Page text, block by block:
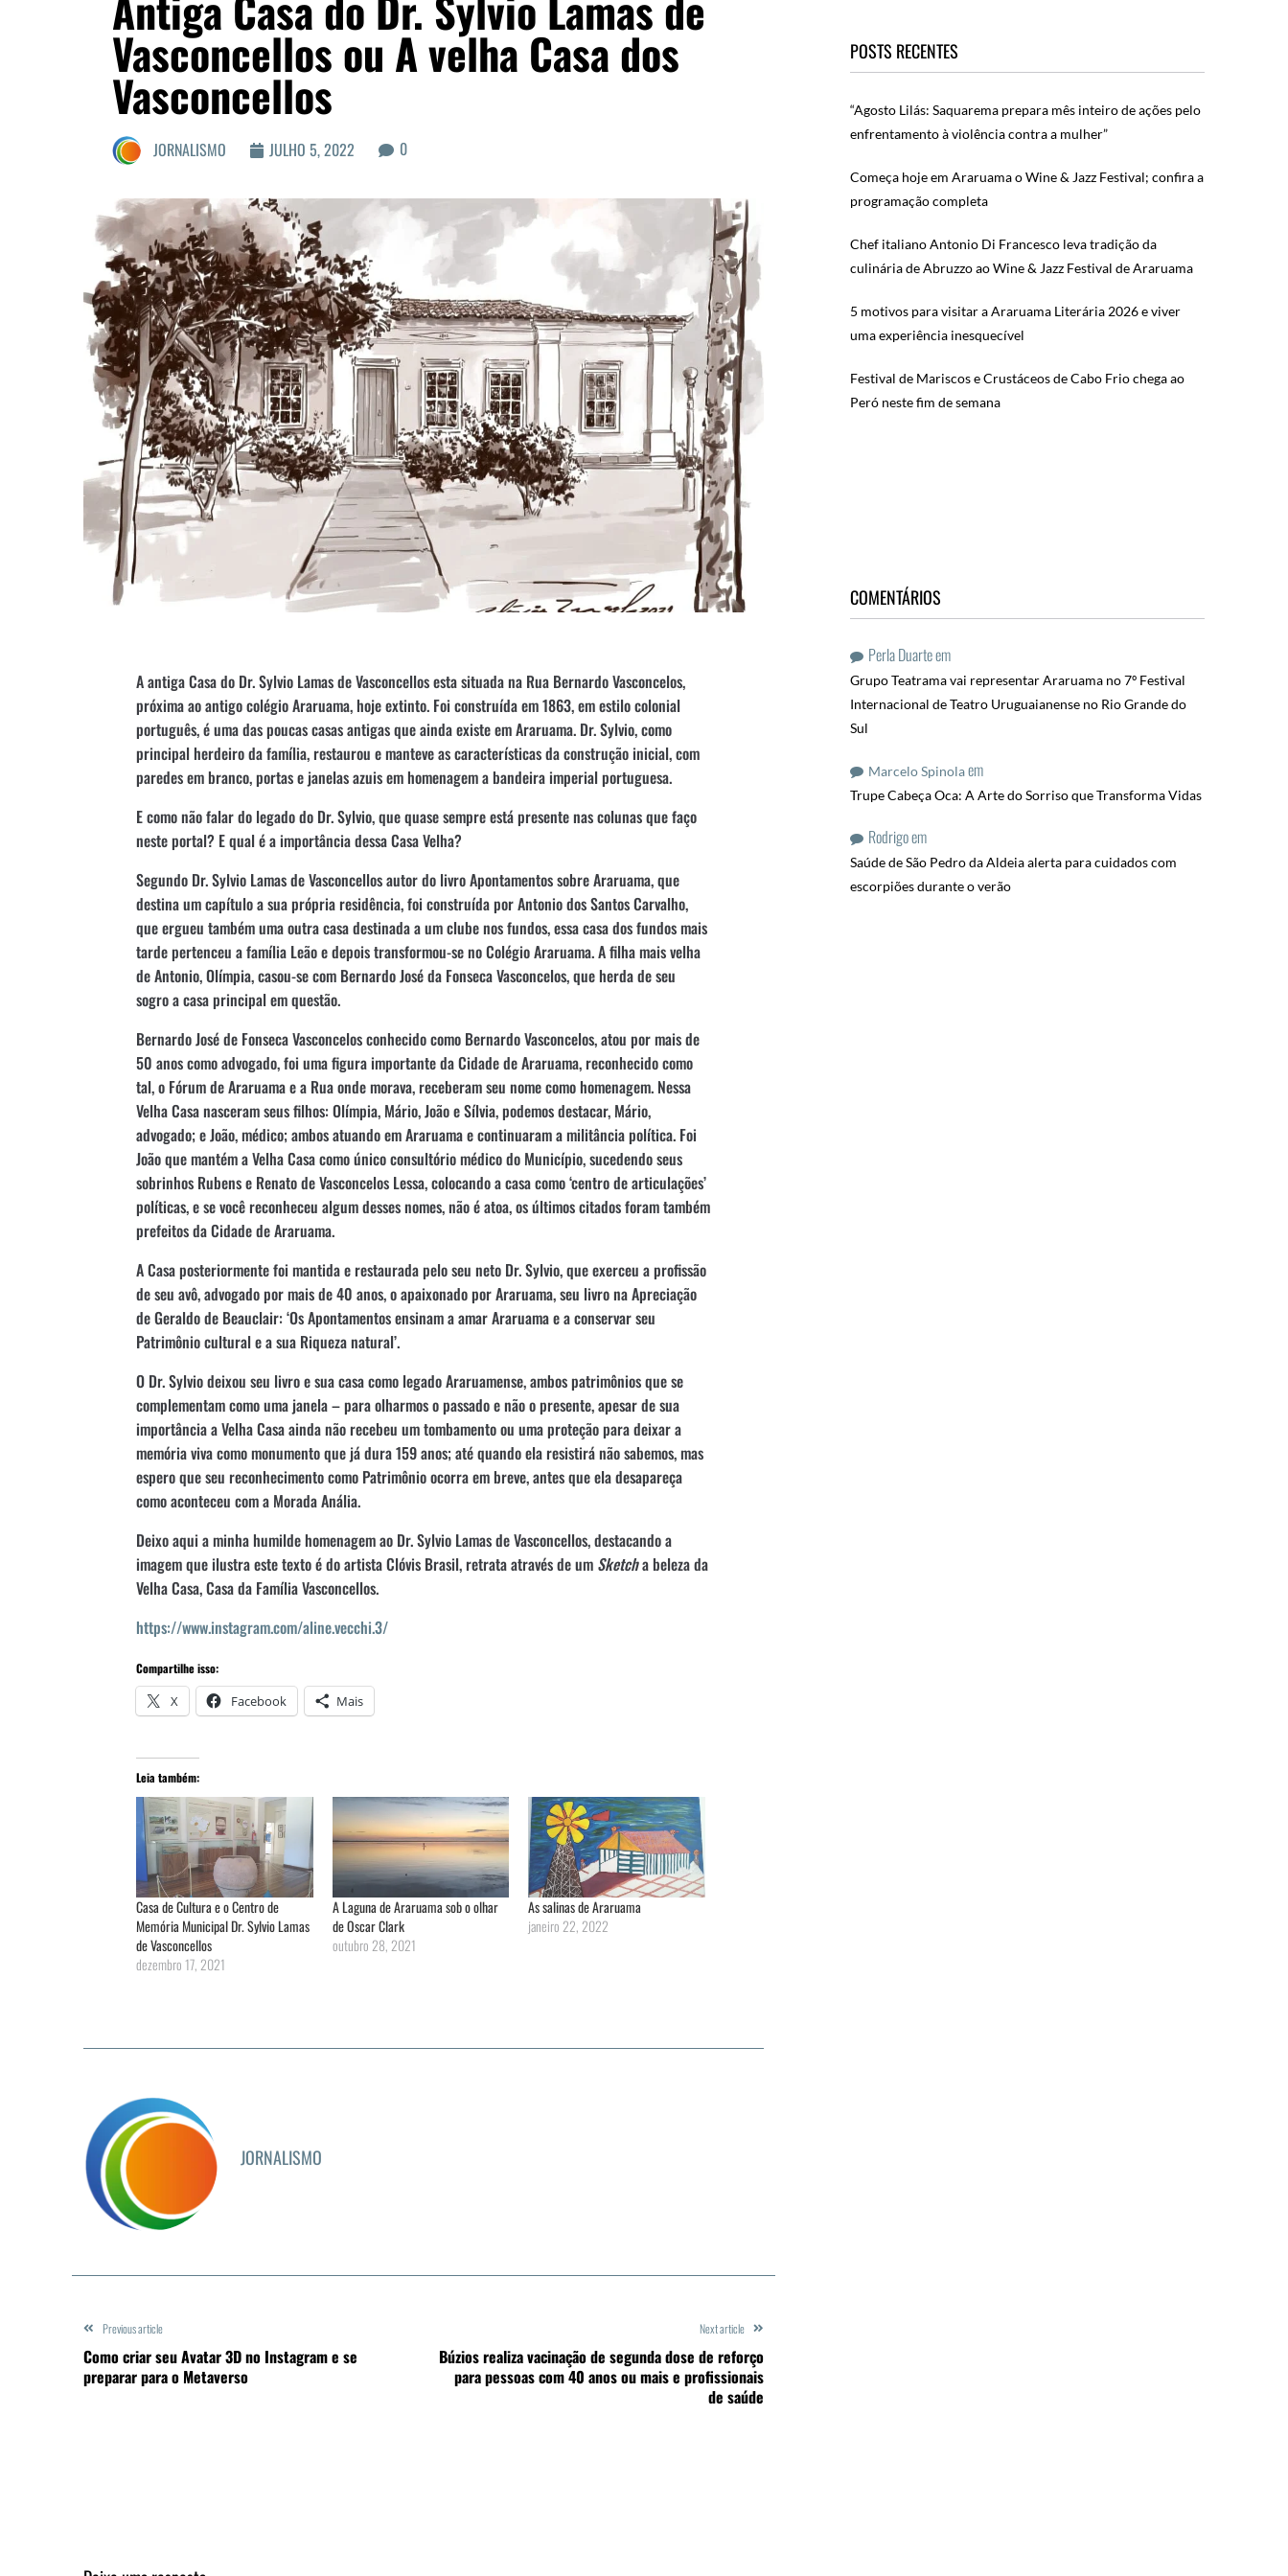
Vasconcellos ou A velha Casa dos
Vasconcellos
JORNALISMO JULHO 5, 2022 0
A antiga Casa do Dr. Sylvio Lamas de Vasconcellos esta situada na Rua Bernardo Vasconcelos,
próxima ao antigo colégio Araruama, hoje extinto. Foi construída em 1863, em estilo colonial
português, é uma das poucas casas antigas que ainda existe em Araruama. Dr. Sylvio, como
principal herdeiro da família, restaurou e manteve as características da construção inicial, com
paredes em branco, portas e janelas azuis em homenagem a bandeira imperial portuguesa.
E como não falar do legado do Dr. Sylvio, que quase sempre está presente nas colunas que faço
neste portal? E qual é a importância dessa Casa Velha?
Segundo Dr. Sylvio Lamas de Vasconcellos autor do livro Apontamentos sobre Araruama, que
destina um capítulo a sua própria residência, foi construída por Antonio dos Santos Carvalho,
que ergueu também uma outra casa destinada a um clube nos fundos, essa casa dos fundos mais
tarde pertenceu a família Leão e depois transformou-se no Colégio Araruama. A filha mais velha
de Antonio, Olímpia, casou-se com Bernardo José da Fonseca Vasconcelos, que herda de seu
sogro a casa principal em questão.
Bernardo José de Fonseca Vasconcelos conhecido como Bernardo Vasconcelos, atou por mais de
50 anos como advogado, foi uma figura importante da Cidade de Araruama, reconhecido como
tal, o Fórum de Araruama e a Rua onde morava, receberam seu nome como homenagem. Nessa
Velha Casa nasceram seus filhos: Olímpia, Mário, João e Sílvia, podemos destacar, Mário,
advogado; e João, médico; ambos atuando em Araruama e continuaram a militância política. Foi
João que mantém a Velha Casa como único consultório médico do Município, sucedendo seus
sobrinhos Rubens e Renato de Vasconcelos Lessa, colocando a casa como ‘centro de articulações’
políticas, e se você reconheceu algum desses nomes, não é atoa, os últimos citados foram também
prefeitos da Cidade de Araruama.
A Casa posteriormente foi mantida e restaurada pelo seu neto Dr. Sylvio, que exerceu a profissão
de seu avô, advogado por mais de 40 anos, o apaixonado por Araruama, seu livro na Apreciação
de Geraldo de Beauclair: ‘Os Apontamentos ensinam a amar Araruama e a conservar seu
Patrimônio cultural e a sua Riqueza natural’.
O Dr. Sylvio deixou seu livro e sua casa como legado Araruamense, ambos patrimônios que se
complementam como uma janela – para olharmos o passado e não o presente, apesar de sua
importância a Velha Casa ainda não recebeu um tombamento ou uma proteção para deixar a
memória viva como monumento que já dura 159 anos; até quando ela resistirá não sabemos, mas
espero que seu reconhecimento como Patrimônio ocorra em breve, antes que ela desapareça
como aconteceu com a Morada Anália.
Deixo aqui a minha humilde homenagem ao Dr. Sylvio Lamas de Vasconcellos, destacando a
imagem que ilustra este texto é do artista Clóvis Brasil, retrata através de um Sketcha beleza da
Velha Casa, Casa da Família Vasconcellos.
https://www.instagram.com/aline.vecchi.3/
Compartilhe isso:
X Facebook Mais
Leia também:
Casa de Cultura e o Centro de
Memória Municipal Dr. Sylvio Lamas
de Vasconcellos
dezembro 17, 2021
A Laguna de Araruama sob o olhar
de Oscar Clark
outubro 28, 2021
As salinas de Araruama
janeiro 22, 2022
JORNALISMO
Previous article
Como criar seu Avatar 3D no Instagram e se
preparar para o Metaverso
Next article
Búzios realiza vacinação de segunda dose de reforço
para pessoas com 40 anos ou mais e profissionais
de saúde
POSTS RECENTES
“Agosto Lilás: Saquarema prepara mês inteiro de ações pelo
enfrentamento à violência contra a mulher”
Começa hoje em Araruama o Wine & Jazz Festival; confira a
programação completa
Chef italiano Antonio Di Francesco leva tradição da
culinária de Abruzzo ao Wine & Jazz Festival de Araruama
5 motivos para visitar a Araruama Literária 2026 e viver
uma experiência inesquecível
Festival de Mariscos e Crustáceos de Cabo Frio chega ao
Peró neste fim de semana
COMENTÁRIOS
Perla Duarteem
Grupo Teatrama vai representar Araruama no 7º Festival
Internacional de Teatro Uruguaianense no Rio Grande do
Sul
Marcelo Spinolaem
Trupe Cabeça Oca: A Arte do Sorriso que Transforma Vidas
Rodrigoem
Saúde de São Pedro da Aldeia alerta para cuidados com
escorpiões durante o verão